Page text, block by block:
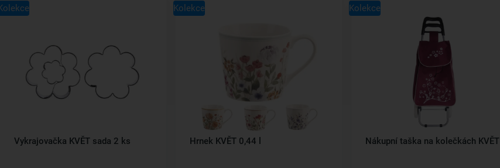
Vykrajovačka KVĚT sada 2 ks
Kolekce
Hrnek KVĚT 0,44 l
Kolekce
Nákupní taška na kolečkách KVĚT